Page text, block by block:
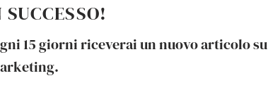
15 giorni riceverai un nuovo articolo su